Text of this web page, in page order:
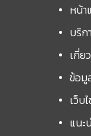
หน้า
บริก
เกี่ย
ข้อมู
เว็บ
แนะ